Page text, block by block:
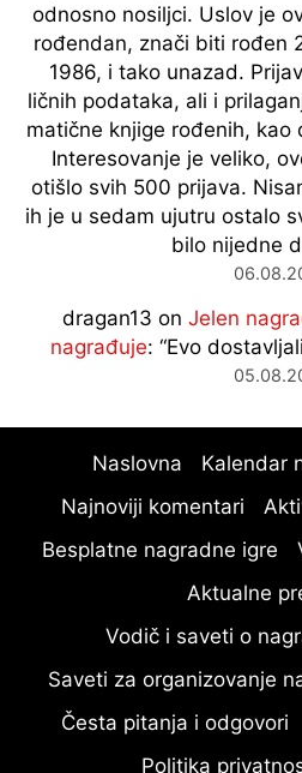
odnosno nosiljci. Uslov je
rođendan, znači biti rođen
1986, i tako unazad.
ličnih podataka, ali i
matične knjige rođenih, kao
Interesovanje je veliko,
otišlo svih 500 prijava.
ih je u sedam ujutru ostalo
bilo nijedne
dragan13 on Jelen
nagrađuje: “Evo
Naslovna
Kalendar
Najnoviji komentari
Besplatne nagradne igre
Aktualne
Vodič i saveti o
Saveti za organizovanje
Česta pitanja i odgovori
Politika